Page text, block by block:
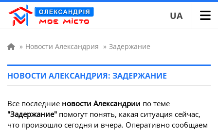
UA
» Новости Александрия » Задержание
НОВОСТИ АЛЕКСАНДРИЯ: ЗАДЕРЖАНИЕ
Все последние новости Александрии по теме
"Задержание" помогут понять, какая ситуация сейчас,
что произошло сегодня и вчера. Оперативно сообщаем